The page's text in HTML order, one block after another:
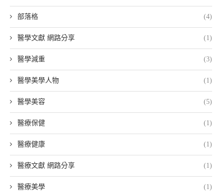
部落格 (4)
醫學文獻 網路分享 (1)
醫學減重 (3)
醫學美學人物 (1)
醫學美容 (5)
醫療保健 (1)
醫療健康 (1)
醫療文獻 網路分享 (1)
醫療美學 (1)